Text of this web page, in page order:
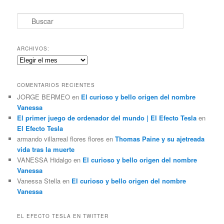
u
c
a
r
ARCHIVOS:
Archivos:
COMENTARIOS RECIENTES
JORGE BERMEO en El curioso y bello origen del nombre
Vanessa
El primer juego de ordenador del mundo | El Efecto Tesla en
El Efecto Tesla
armando villarreal flores flores enThomas Paine y su ajetreada
vida tras la muerte
VANESSA Hidalgo en El curioso y bello origen del nombre
Vanessa
Vanessa Stella en El curioso y bello origen del nombre
Vanessa
EL EFECTO TESLA EN TWITTER